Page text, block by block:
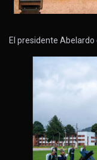
El presidente Abelardo